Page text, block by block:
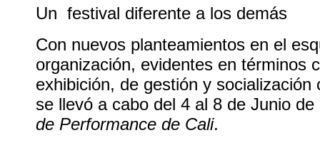
Un festival diferente a los demás
Con nuevos planteamientos en el
organización, evidentes en términos
exhibición, de gestión y socialización
se llevó a cabo del 4 al 8 de Junio
de Performance de Cali.